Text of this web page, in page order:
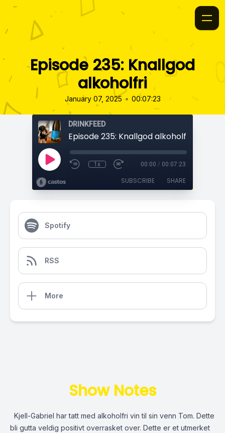
Episode 235: Knallgod
alkoholfri
January 07, 2025 • 00:07:23
DRINKFEED
Episode 235: Knallgod alkoholfri
1x 00:00 / 00:07:23
SUBSCRIBE SHARE
Spotify
RSS
More
Show Notes
Kjell-Gabriel har tatt med alkoholfri vin til sin venn Tom. Dette
bli gutta veldig positivt overrasket over. Dette er et utmerket